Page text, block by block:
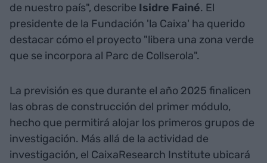
de nuestro país", describe Isidre Fainé. El
presidente de la Fundación 'la Caixa' ha querido
destacar cómo el proyecto "libera una zona verde
que se incorpora al Parc de Collserola".
La previsión es que durante el año 2025 finalicen
las obras de construcción del primer módulo,
hecho que permitirá alojar los primeros grupos de
investigación. Más allá de la actividad de
investigación, el CaixaResearch Institute ubicará